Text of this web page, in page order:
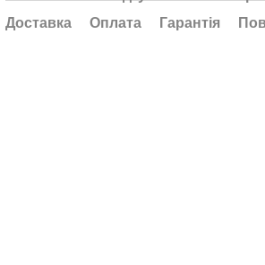
Доставка
Оплата Гарантія